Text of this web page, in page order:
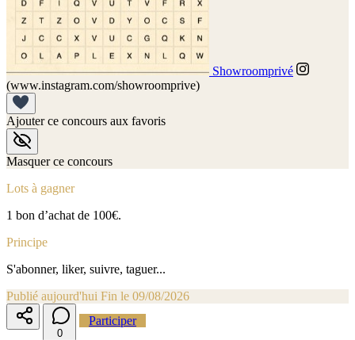
Showroomprivé
(www.instagram.com/showroomprive)
Ajouter ce concours aux favoris
Masquer ce concours
Lots à gagner
1 bon d’achat de 100€.
Principe
S'abonner, liker, suivre, taguer...
Publié aujourd'hui Fin le 09/08/2026
0
Participer